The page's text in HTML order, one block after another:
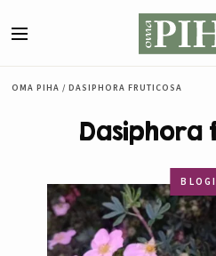
OMA PIHA / DASIPHORA FRUTICOSA
Dasiphora
BLOGI